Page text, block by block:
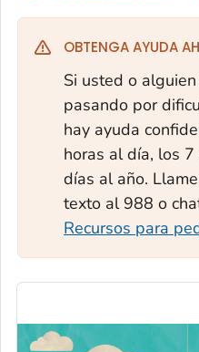
OBTENGA AYUDA
Si usted o
pasando por
hay ayuda
horas al día, los
días al año.
texto al 988 o
Recursos para